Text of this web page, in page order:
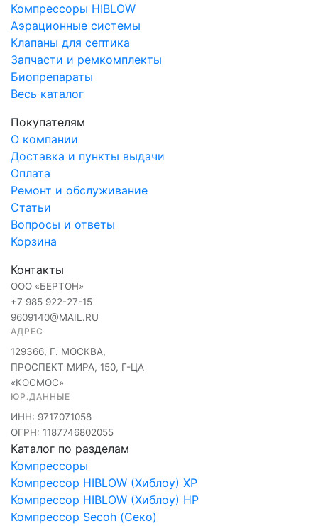
Компрессоры HIBLOW
Аэрационные системы
Клапаны для септика
Запчасти и ремкомплекты
Биопрепараты
Весь каталог
Покупателям
О компании
Доставка и пункты выдачи
Оплата
Ремонт и обслуживание
Статьи
Вопросы и ответы
Корзина
Контакты
ООО «БЕРТОН»
+7 985 922-27-15
9609140@MAIL.RU
АДРЕС
129366, Г. МОСКВА,
ПРОСПЕКТ МИРА, 150, Г-ЦА
«КОСМОС»
ЮР.ДАННЫЕ
ИНН: 9717071058
ОГРН: 1187746802055
Каталог по разделам
Компрессоры
Компрессор HIBLOW (Хиблоу) XP
Компрессор HIBLOW (Хиблоу) HP
Компрессор Secoh (Секо)